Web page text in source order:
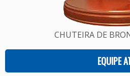
CHUTEIRA DE
EQUIPE